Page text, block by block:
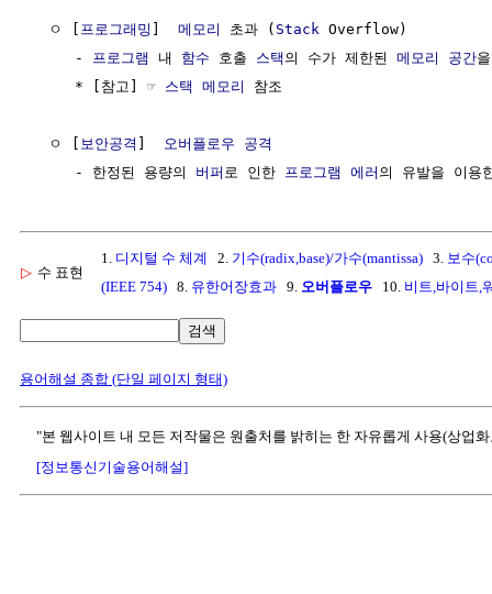
  ㅇ [
프로그래밍 ] 메모리 초과 ( Stack Overflow)
     -
프로그램 내 함수 호출 스택 의 수가 제한된 메모리 공간
     * [참고] ☞
스택 메모리 참조
  ㅇ [
보안공격 ]
오버플로우 공격
     - 한정된 용량의
버퍼 로 인한 프로그램 에러 의 유발을 이용
▷ 수 표현
1. 디지털 수 체계 2. 기수(radix,base)/가수(mantissa) 3. 보수
(IEEE 754) 8. 유한어장효과 9. 오버플로우 10. 비트,바이트,
검색
용어해설 종합 (단일 페이지 형태)
"본 웹사이트 내 모든 저작물은 원출처를 밝히는 한 자유롭게 사용(상업
[정보통신기술용어해설]